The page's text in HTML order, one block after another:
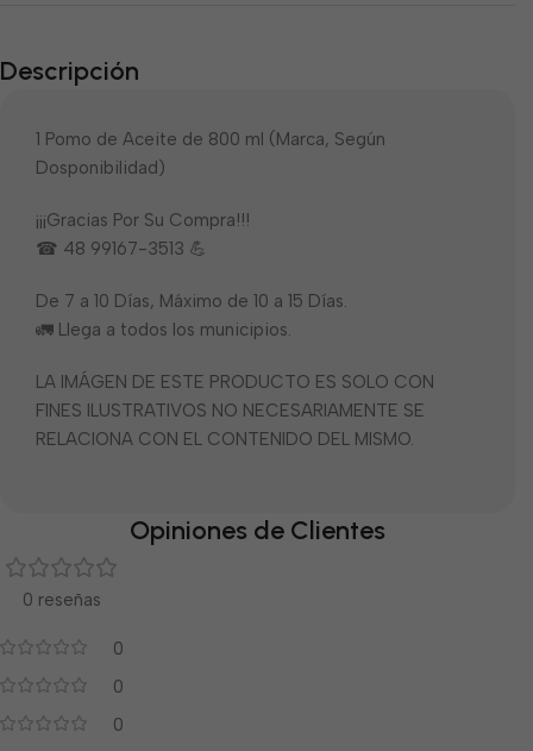
Descripción
1 Pomo de Aceite de 800 ml (Marca, Según
Dosponibilidad)
¡¡¡Gracias Por Su Compra!!!
☎ 48 99167-3513 💪
De 7 a 10 Días, Máximo de 10 a 15 Días.
🚛 Llega a todos los municipios.
LA IMÁGEN DE ESTE PRODUCTO ES SOLO CON
FINES ILUSTRATIVOS NO NECESARIAMENTE SE
RELACIONA CON EL CONTENIDO DEL MISMO.
Opiniones de Clientes
0 reseñas
0
0
0